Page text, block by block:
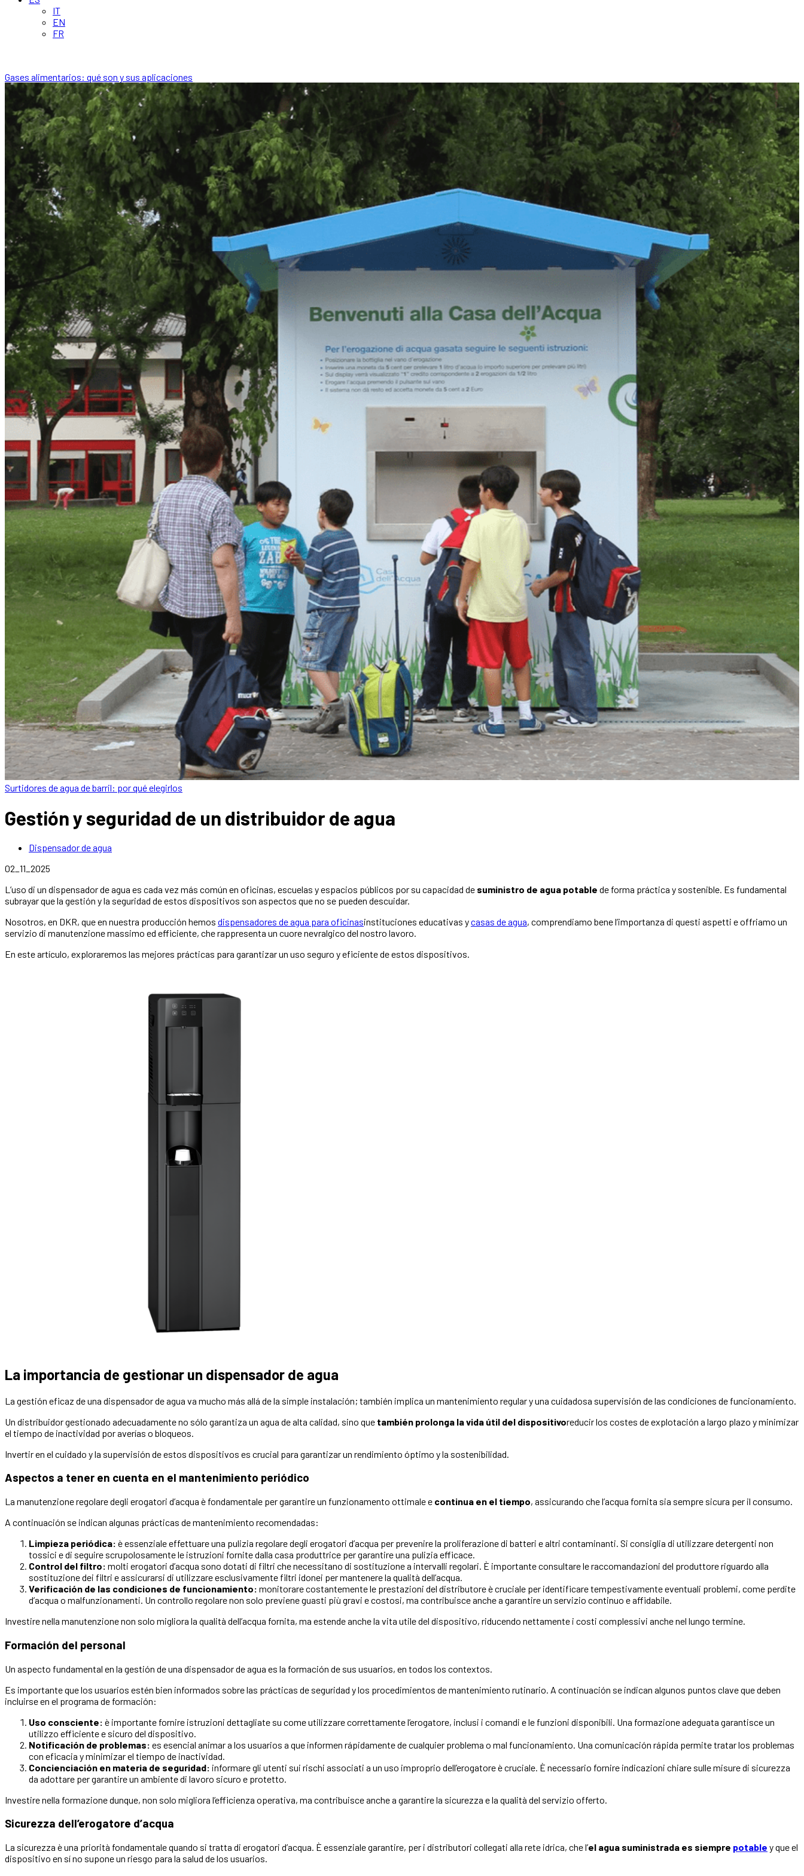
IT
EN
FR
Gases alimentarios: qué son y sus aplicaciones
Surtidores de agua de barril: por qué elegirlos
Gestión y seguridad de un distribuidor de agua
Dispensador de agua
02_11_2025
L’uso di un dispensador de agua es cada vez más común en oficinas, escuelas y espacios públicos por su capacidad de suministro de agua potable de forma práctica y sostenible. Es fundamental
subrayar que la gestión y la seguridad de estos dispositivos son aspectos que no se pueden descuidar.
Nosotros, en DKR, que en nuestra producción hemos dispensadores de agua para oficinasinstituciones educativas ycasas de agua, comprendiamo bene l’importanza di questi aspetti e offriamo un
servizio di manutenzione massimo ed efficiente, che rappresenta un cuore nevralgico del nostro lavoro.
En este artículo, exploraremos las mejores prácticas para garantizar un uso seguro y eficiente de estos dispositivos.
La importancia de gestionar un dispensador de agua
La gestión eficaz de una dispensador de agua va mucho más allá de la simple instalación; también implica un mantenimiento regular y una cuidadosa supervisión de las condiciones de funcionamiento.
Un distribuidor gestionado adecuadamente no sólo garantiza un agua de alta calidad, sino que también prolonga la vida útil del dispositivoreducir los costes de explotación a largo plazo y minimizar
el tiempo de inactividad por averías o bloqueos.
Invertir en el cuidado y la supervisión de estos dispositivos es crucial para garantizar un rendimiento óptimo y la sostenibilidad.
Aspectos a tener en cuenta en el mantenimiento periódico
La manutenzione regolare degli erogatori d’acqua è fondamentale per garantire un funzionamento ottimale e continua en el tiempo, assicurando che l’acqua fornita sia sempre sicura per il consumo.
A continuación se indican algunas prácticas de mantenimiento recomendadas:
Limpieza periódica: è essenziale effettuare una pulizia regolare degli erogatori d’acqua per prevenire la proliferazione di batteri e altri contaminanti. Si consiglia di utilizzare detergenti non
tossici e di seguire scrupolosamente le istruzioni fornite dalla casa produttrice per garantire una pulizia efficace.
Control del filtro: molti erogatori d’acqua sono dotati di filtri che necessitano di sostituzione a intervalli regolari. È importante consultare le raccomandazioni del produttore riguardo alla
sostituzione dei filtri e assicurarsi di utilizzare esclusivamente filtri idonei per mantenere la qualità dell’acqua.
Verificación de las condiciones de funcionamiento: monitorare costantemente le prestazioni del distributore è cruciale per identificare tempestivamente eventuali problemi, come perdite
d’acqua o malfunzionamenti. Un controllo regolare non solo previene guasti più gravi e costosi, ma contribuisce anche a garantire un servizio continuo e affidabile.
Investire nella manutenzione non solo migliora la qualità dell’acqua fornita, ma estende anche la vita utile del dispositivo, riducendo nettamente i costi complessivi anche nel lungo termine.
Formación del personal
Un aspecto fundamental en la gestión de una dispensador de agua es la formación de sus usuarios, en todos los contextos.
Es importante que los usuarios estén bien informados sobre las prácticas de seguridad y los procedimientos de mantenimiento rutinario. A continuación se indican algunos puntos clave que deben
incluirse en el programa de formación:
Uso consciente: è importante fornire istruzioni dettagliate su come utilizzare correttamente l’erogatore, inclusi i comandi e le funzioni disponibili. Una formazione adeguata garantisce un
utilizzo efficiente e sicuro del dispositivo.
Notificación de problemas: es esencial animar a los usuarios a que informen rápidamente de cualquier problema o mal funcionamiento. Una comunicación rápida permite tratar los problemas
con eficacia y minimizar el tiempo de inactividad.
Concienciación en materia de seguridad: informare gli utenti sui rischi associati a un uso improprio dell’erogatore è cruciale. È necessario fornire indicazioni chiare sulle misure di sicurezza
da adottare per garantire un ambiente di lavoro sicuro e protetto.
Investire nella formazione dunque, non solo migliora l’efficienza operativa, ma contribuisce anche a garantire la sicurezza e la qualità del servizio offerto.
Sicurezza dell’erogatore d’acqua
La sicurezza è una priorità fondamentale quando si tratta di erogatori d’acqua. È essenziale garantire, per i distributori collegati alla rete idrica, che l’el agua suministrada es siempre potable y que el
dispositivo en sí no supone un riesgo para la salud de los usuarios.